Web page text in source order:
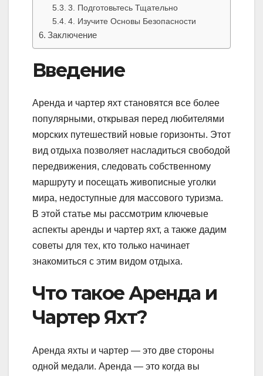
3. Подготовьтесь Тщательно
4. Изучите Основы Безопасности
Заключение
Введение
Аренда и чартер яхт становятся все более
популярными, открывая перед любителями
морских путешествий новые горизонты. Этот
вид отдыха позволяет насладиться свободой
передвижения, следовать собственному
маршруту и посещать живописные уголки
мира, недоступные для массового туризма.
В этой статье мы рассмотрим ключевые
аспекты аренды и чартер яхт, а также дадим
советы для тех, кто только начинает
знакомиться с этим видом отдыха.
Что такое Аренда и
Чартер Яхт?
Аренда яхты и чартер — это две стороны
одной медали. Аренда — это когда вы